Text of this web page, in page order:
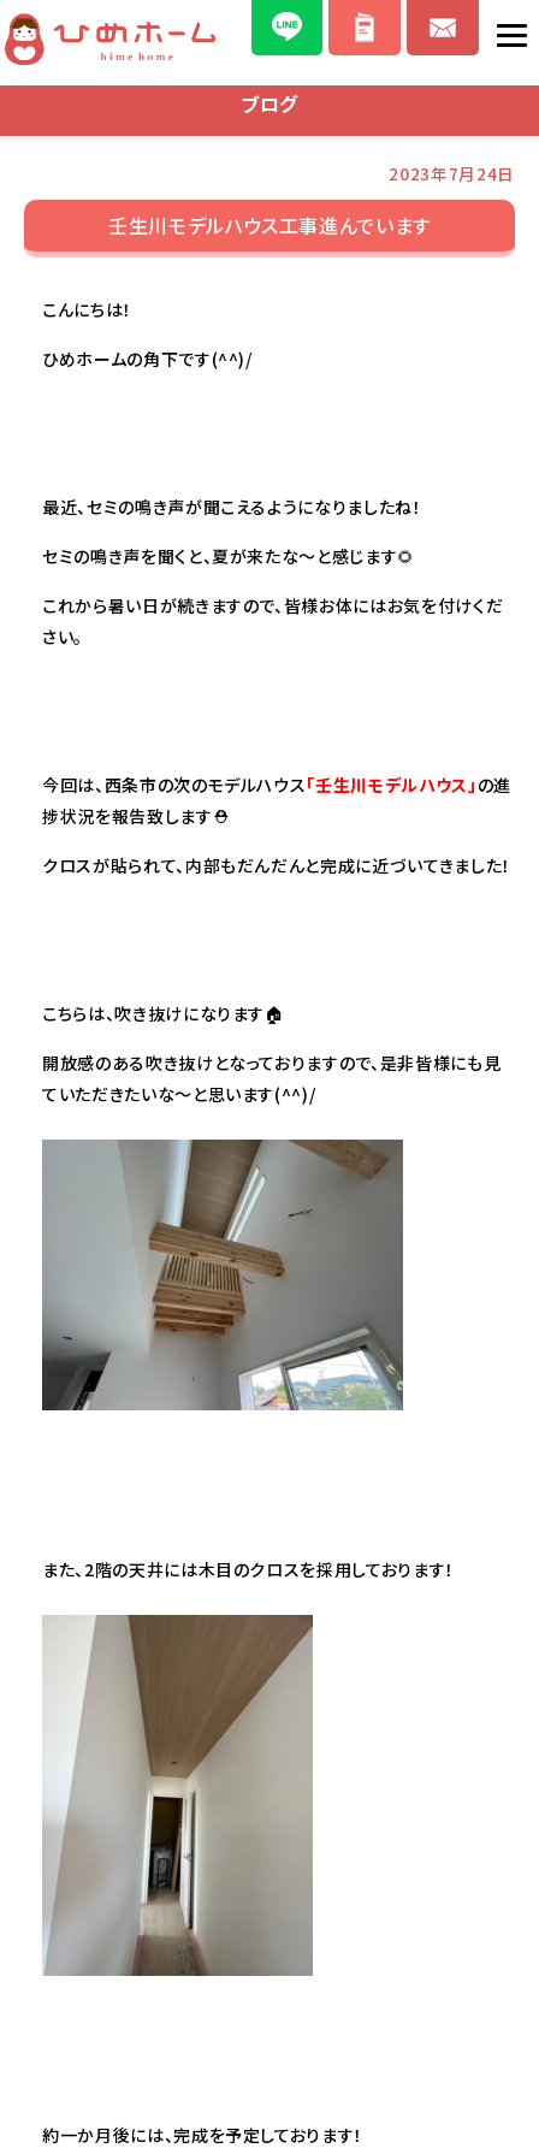
ブログ
2023年7月24日
壬生川モデルハウス工事進んでいます
こんにちは！
ひめホームの角下です(^^)/
最近、セミの鳴き声が聞こえるようになりましたね！
セミの鳴き声を聞くと、夏が来たな～と感じます🌻
これから暑い日が続きますので、皆様お体にはお気を付けくだ
さい。
今回は、西条市の次のモデルハウス「壬生川モデルハウス」 の進
捗状況を報告致します⛑
クロスが貼られて、内部もだんだんと完成に近づいてきました！
こちらは、吹き抜けになります🏠
開放感のある吹き抜けとなっておりますので、是非皆様にも見
ていただきたいな～と思います(^^)/
また、2階の天井には木目のクロスを採用しております！
約一か月後には、完成を予定しております！